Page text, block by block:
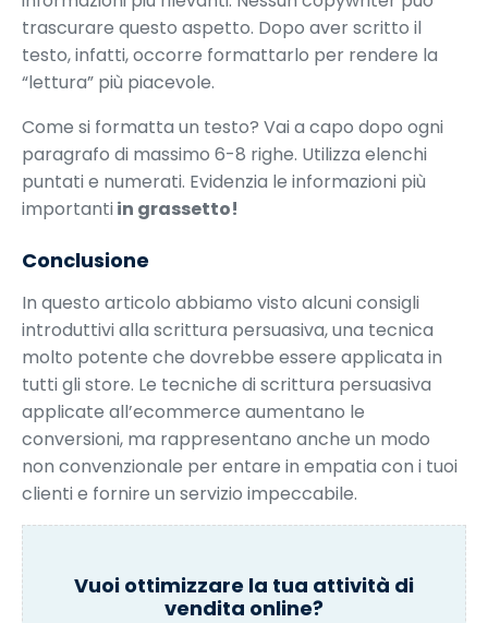
trascurare questo aspetto. Dopo aver scritto il
testo, infatti, occorre formattarlo per rendere la
“lettura” più piacevole.
Come si formatta un testo? Vai a capo dopo ogni
paragrafo di massimo 6-8 righe. Utilizza elenchi
puntati e numerati. Evidenzia le informazioni più
importantiin grassetto!
Conclusione
In questo articolo abbiamo visto alcuni consigli
introduttivi alla scrittura persuasiva, una tecnica
molto potente che dovrebbe essere applicata in
tutti gli store. Le tecniche di scrittura persuasiva
applicate all’ecommerce aumentano le
conversioni, ma rappresentano anche un modo
non convenzionale per entare in empatia con i tuoi
clienti e fornire un servizio impeccabile.
Vuoi ottimizzare la tua attività di
vendita online?